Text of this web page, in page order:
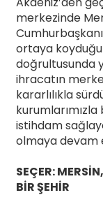
merkezinde
ortaya koyduğu
doğrultusunda
ihracatın
kararlılıkla
istihdam
olmaya devam
SEÇER:
BİR ŞEHİR